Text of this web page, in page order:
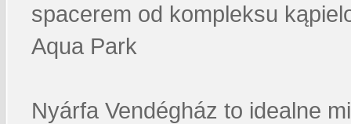
spacerem od kompleksu
Aqua Park
Nyárfa Vendégház to idealne